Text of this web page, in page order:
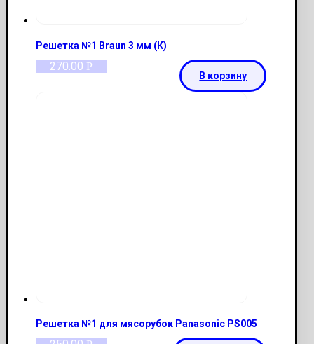
Решетка №1 Braun 3 мм (К)
270.00 Р
В корзину
Решетка №1 для мясорубок Panasonic PS005